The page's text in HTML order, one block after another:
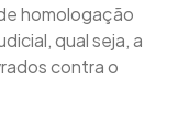
homologação
qual seja, a
contra o